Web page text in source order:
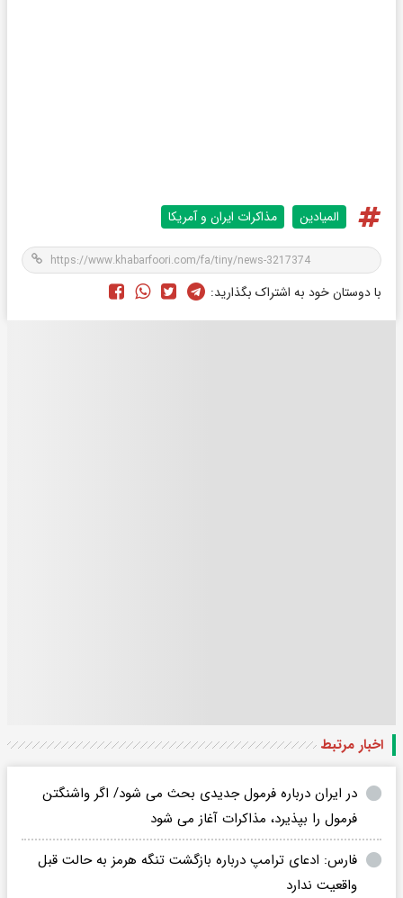
المیادین مذاکرات ایران و آمریکا
با دوستان خود به اشتراک بگذارید:
اخبار مرتبط
در ایران درباره فرمول جدیدی بحث می شود/ اگر واشنگتن
فرمول را بپذیرد، مذاکرات آغاز می شود
فارس: ادعای ترامپ درباره بازگشت تنگه هرمز به حالت قبل
واقعیت ندارد